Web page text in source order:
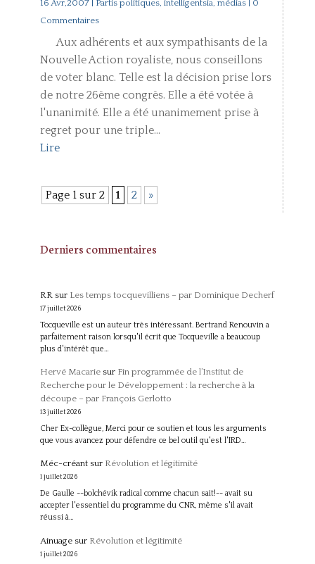
16 Avr,2007| Partis politiques, intelligentsia, médias| 0
Commentaires
Aux adhérents et aux sympathisants de la
Nouvelle Action royaliste, nous conseillons
de voter blanc. Telle est la décision prise lors
de notre 26ème congrès. Elle a été votée à
l'unanimité. Elle a été unanimement prise à
regret pour une triple...
Lire
Page 1 sur 2 1 2 »
Derniers commentaires
RRsur Les temps tocquevilliens – par Dominique Decherf
17 juillet 2026
Tocqueville est un auteur très intéressant. Bertrand Renouvin a
parfaitement raison lorsqu'il écrit que Tocqueville a beaucoup
plus d'intérêt que…
Hervé Macariesur Fin programmée de l’Institut de
Recherche pour le Développement : la recherche à la
découpe – par François Gerlotto
13 juillet 2026
Cher Ex-collègue, Merci pour ce soutien et tous les arguments
que vous avancez pour défendre ce bel outil qu'est l'IRD…
Méc-créantsur Révolution et légitimité
1 juillet 2026
De Gaulle --bolchévik radical comme chacun sait!-- avait su
accepter l'essentiel du programme du CNR, même s'il avait
réussi à…
Ainuagesur Révolution et légitimité
1 juillet 2026